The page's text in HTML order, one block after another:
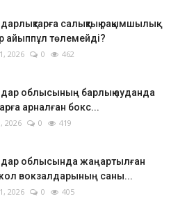
салықтық рақымшылық:
айыппұл төлемейді?
2026 0 462
облысының барлық ауданда
арналған бокс...
2026 0 419
облысында жаңартылған
вокзалдарының саны...
2026 0 405